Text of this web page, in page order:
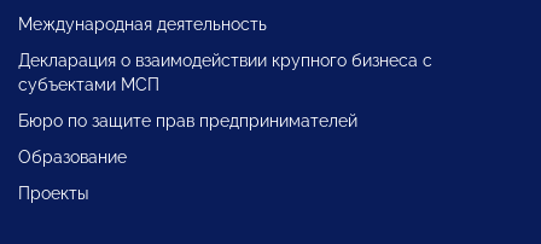
Международная деятельность
Декларация о взаимодействии крупного бизнеса с
субъектами МСП
Бюро по защите прав предпринимателей
Образование
Проекты